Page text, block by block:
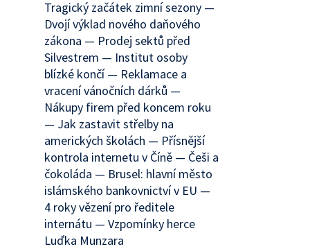
Tragický začátek zimní sezony —
Dvojí výklad nového daňového
zákona — Prodej sektů před
Silvestrem — Institut osoby
blízké končí — Reklamace a
vracení vánočních dárků —
Nákupy firem před koncem roku
— Jak zastavit střelby na
amerických školách — Přísnější
kontrola internetu v Číně — Češi a
čokoláda — Brusel: hlavní město
islámského bankovnictví v EU —
4 roky vězení pro ředitele
internátu — Vzpomínky herce
Luďka Munzara